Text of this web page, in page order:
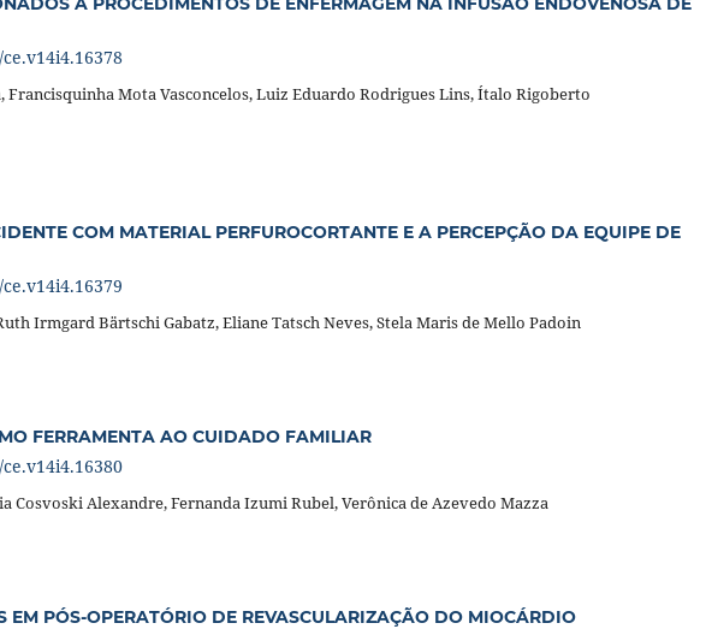
Mota Vasconcelos, Luiz Eduardo Rodrigues Lins, Ítalo Rigoberto
COM MATERIAL PERFUROCORTANTE E A PERCEPÇÃO DA EQUIPE DE
Irmgard Bärtschi Gabatz, Eliane Tatsch Neves, Stela Maris de Mello Padoin
FERRAMENTA AO CUIDADO FAMILIAR
Cosvoski Alexandre, Fernanda Izumi Rubel, Verônica de Azevedo Mazza
EM PÓS-OPERATÓRIO DE REVASCULARIZAÇÃO DO MIOCÁRDIO